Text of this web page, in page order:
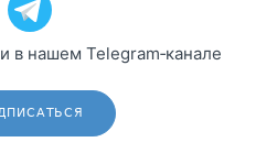
в нашем Telegram‑канале